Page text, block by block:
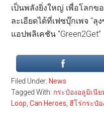
เป็นพลังยิ่งใหญ่ เพื่อโลกข
ละเอียดได้ที่เฟซบุ๊กเพจ “ลุ
แอปพลิเคชัน “Green2Get”
Filed Under: News
Tagged With: กระป๋องอลูมิเนีย
Loop ,Can Heroes ฮีโร่กระป๋